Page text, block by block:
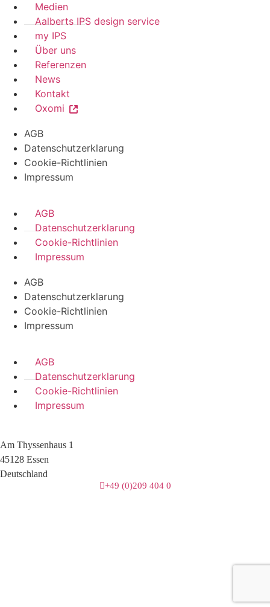
Medien
Aalberts IPS design service
my IPS
Über uns
Referenzen
News
Kontakt
Oxomi
AGB
Datenschutzerklarung
Cookie-Richtlinien
Impressum
AGB
Datenschutzerklarung
Cookie-Richtlinien
Impressum
AGB
Datenschutzerklarung
Cookie-Richtlinien
Impressum
AGB
Datenschutzerklarung
Cookie-Richtlinien
Impressum
Am Thyssenhaus 1
45128 Essen
Deutschland
+49 (0)209 404 0